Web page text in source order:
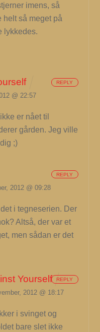
imens, så
helt så meget på
lykkedes.
@ 22:57
er nået til
gården. Jeg ville
;)
REPLY
2012 @ 09:28
i tegneserien. Der
Altså, der var et
men sådan er det
REPLY
Yourself
2012 @ 18:17
i svinget og
bare slet ikke
REPLY